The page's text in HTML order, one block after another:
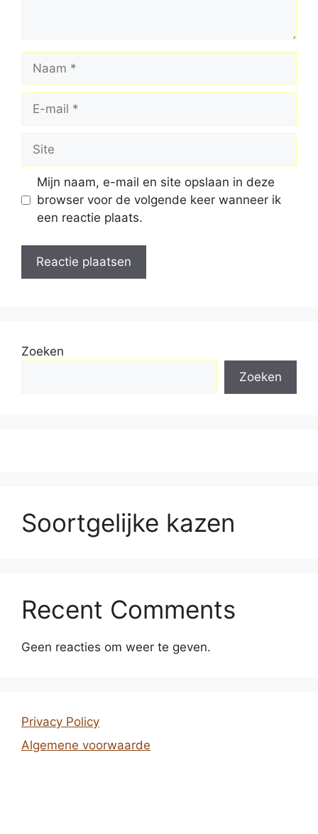
Naam
Site
Mijn naam, e-mail en site opslaan in deze
browser voor de volgende keer wanneer ik
een reactie plaats.
Zoeken
Zoeken
Soortgelijke kazen
Recent Comments
Geen reacties om weer te geven.
Privacy Policy
Algemene voorwaarde